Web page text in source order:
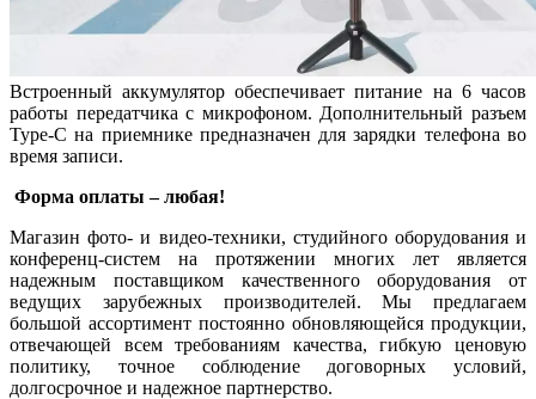
Встроенный аккумулятор обеспечивает питание на 6 часов
работы передатчика с микрофоном. Дополнительный разъем
Type-C на приемнике предназначен для зарядки телефона во
время записи.
Форма оплаты – любая!
Магазин фото- и видео-техники, студийного оборудования и
конференц-систем на протяжении многих лет является
надежным поставщиком качественного оборудования от
ведущих зарубежных производителей. Мы предлагаем
большой ассортимент постоянно обновляющейся продукции,
отвечающей всем требованиям качества, гибкую ценовую
политику, точное соблюдение договорных условий,
долгосрочное и надежное партнерство.